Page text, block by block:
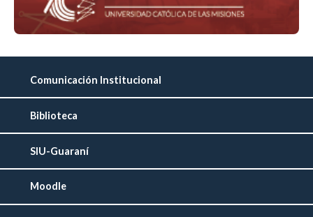
Comunicación Institucional
Biblioteca
SIU-Guaraní
Moodle